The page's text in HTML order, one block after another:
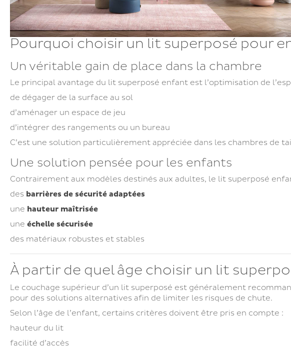
Pourquoi choisir un lit superposé pour
Un véritable gain de place dans la chambre
Le principal avantage du lit superposé enfant est l’optimisation de
de dégager de la surface au sol
d’aménager un espace de jeu
d’intégrer des rangements ou un bureau
C’est une solution particulièrement appréciée dans les chambres de
Une solution pensée pour les enfants
Contrairement aux modèles destinés aux adultes, le lit superposé
des barrières de sécurité adaptées
une hauteur maîtrisée
une échelle sécurisée
des matériaux robustes et stables
À partir de quel âge choisir un lit
Le couchage supérieur d’un lit superposé est généralement
pour des solutions alternatives afin de limiter les risques de chute.
Selon l’âge de l’enfant, certains critères doivent être pris en compte :
hauteur du lit
facilité d’accès